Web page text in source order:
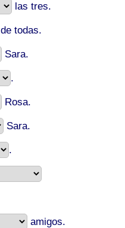
las tres.
de todas.
Sara.
.
Rosa.
Sara.
.
amigos.